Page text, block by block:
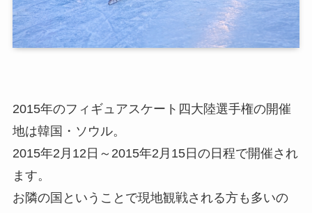
2015年のフィギュアスケート四大陸選手権の開催
地は韓国・ソウル。
2015年2月12日～2015年2月15日の日程で開催され
ます。
お隣の国ということで現地観戦される方も多いの